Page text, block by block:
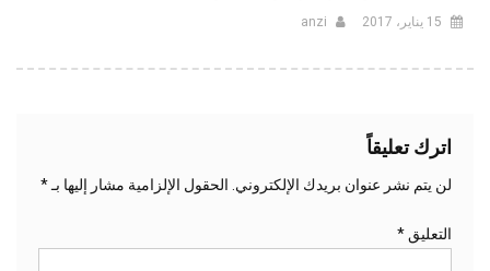
15 يناير، 2017 anzi
اترك تعليقاً
لن يتم نشر عنوان بريدك الإلكتروني. الحقول الإلزامية مشار إليها بـ*
التعليق *